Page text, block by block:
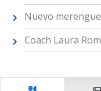
Nuevo
Coach Laura